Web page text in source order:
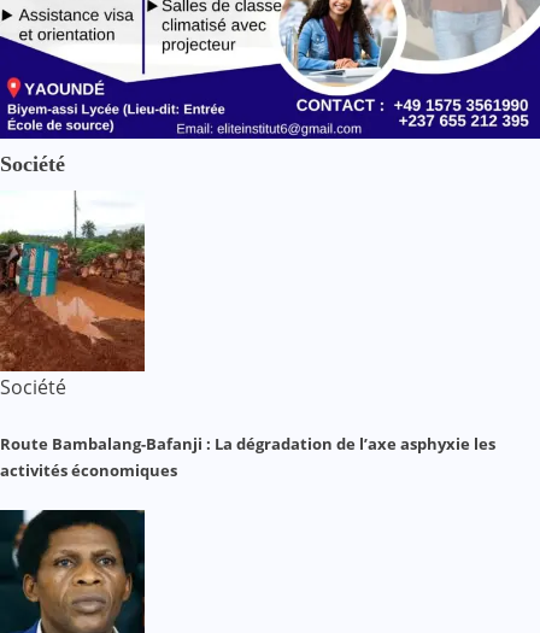
Société
Société
Route Bambalang-Bafanji : La dégradation de l’axe asphyxie les
activités économiques